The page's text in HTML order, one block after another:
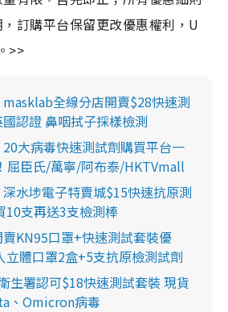
訂購平台保留更改優惠權利，U
>>
masklab全線分店開賣$28快速測
認證 鼻咽拭子採樣檢測
20大病毒快速測試劑購買平台一
屈臣氏/萬寧/阿布泰/HKTVmall
深水埗電子特賣城$15快速抗原測
10支再送3支檢測棒
KN95口罩+快速測試套裝優
立體口罩2盒+5支抗原檢測試劑
生署認可$18快速測試套裝 現貨
、Omicron病毒